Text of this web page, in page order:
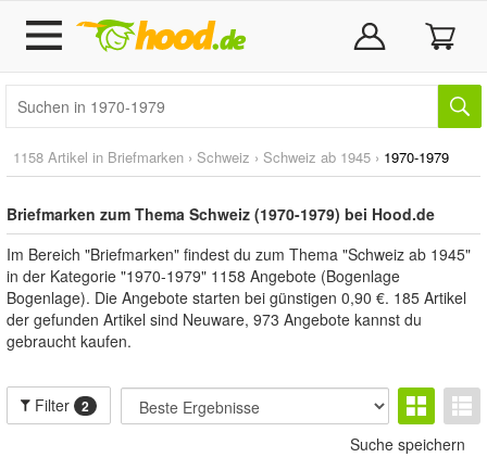
1158 Artikel in Briefmarken › Schweiz › Schweiz ab 1945 › 1970-1979
Briefmarken zum Thema Schweiz (1970-1979) bei Hood.de
Im Bereich "Briefmarken" findest du zum Thema "Schweiz ab 1945"
in der Kategorie "1970-1979" 1158 Angebote (Bogenlage
Bogenlage). Die Angebote starten bei günstigen 0,90 €. 185 Artikel
der gefunden Artikel sind Neuware, 973 Angebote kannst du
gebraucht kaufen.
Filter 2
Suche speichern